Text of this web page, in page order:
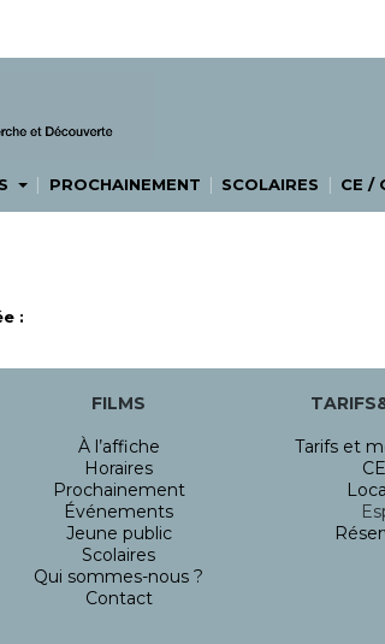
| PROCHAINEMENT | SCOLAIRES | CE /
:
FILMS
À l’affiche
Horaires
Prochainement
Événements
Jeune public
Scolaires
Qui sommes-nous ?
Contact
Tarifs et